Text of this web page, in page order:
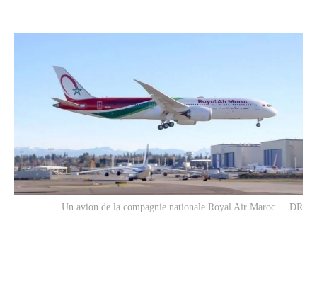
Un avion de la compagnie nationale Royal Air Maroc. . DR